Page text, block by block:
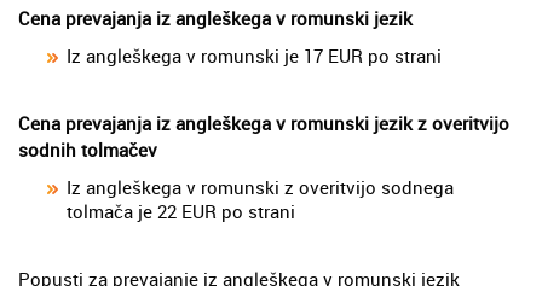
Cena prevajanja iz angleškega v romunski jezik
Iz angleškega v romunski je 17 EUR po strani
Cena prevajanja iz angleškega v romunski jezik z overitvijo
sodnih tolmačev
Iz angleškega v romunski z overitvijo sodnega
tolmača je 22 EUR po strani
Popusti za prevajanje iz angleškega v romunski jezik